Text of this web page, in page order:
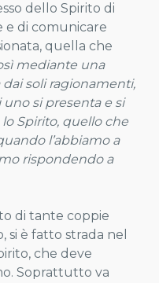
dello Spirito di
e di comunicare
quella che
mediante una
soli ragionamenti,
si presenta e si
Spirito, quello che
l’abbiamo a
rispondendo a
di tante coppie
è fatto strada nel
che deve
Soprattutto va